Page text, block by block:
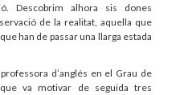
Descobrim alhora sis dones
de la realitat, aquella que
han de passar una llarga estada
d’anglés en el Grau de
va motivar de seguida tres